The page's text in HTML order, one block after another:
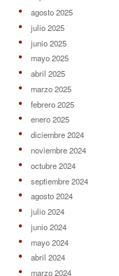
agosto 2025
julio 2025
junio 2025
mayo 2025
abril 2025
marzo 2025
febrero 2025
enero 2025
diciembre 2024
noviembre 2024
octubre 2024
septiembre 2024
agosto 2024
julio 2024
junio 2024
mayo 2024
abril 2024
marzo 2024